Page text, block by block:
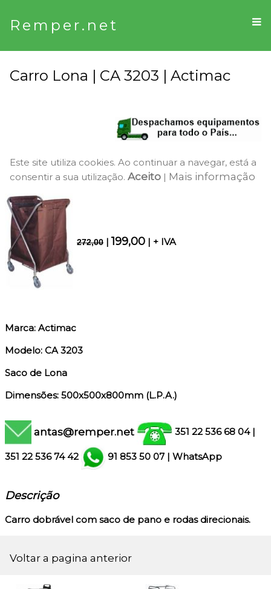
Remper.net
Carro Lona | CA 3203 | Actimac
Este site utiliza cookies. Ao continuar a navegar, está a
consentir a sua utilização. Aceito | Mais informação
272,00 |199,00 | + IVA
Marca: Actimac
Modelo: CA 3203
Saco de Lona
Dimensões: 500x500x800mm (L.P.A.)
antas@remper.net 351 22 536 68 04 |
351 22 536 74 42 91 853 50 07 | WhatsApp
Descrição
Carro dobrável com saco de pano e rodas direcionais.
Voltar a pagina anterior